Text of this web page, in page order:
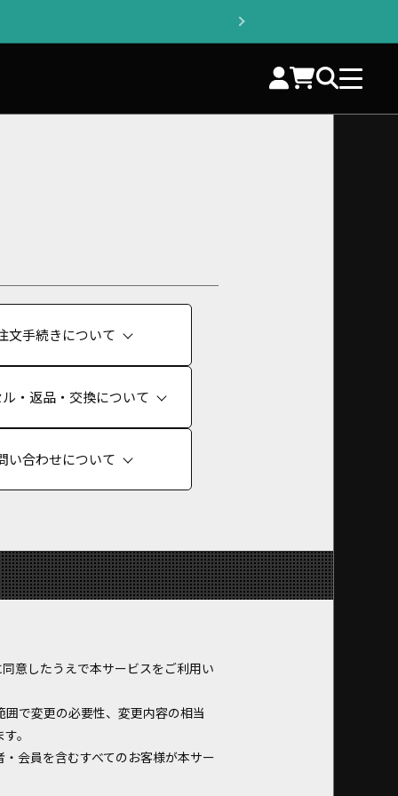
文手続きについて
・返品・交換について
い合わせについて
意したうえで本サービスをご利用い
で変更の必要性、変更内容の相当
。
会員を含むすべてのお客様が本サー